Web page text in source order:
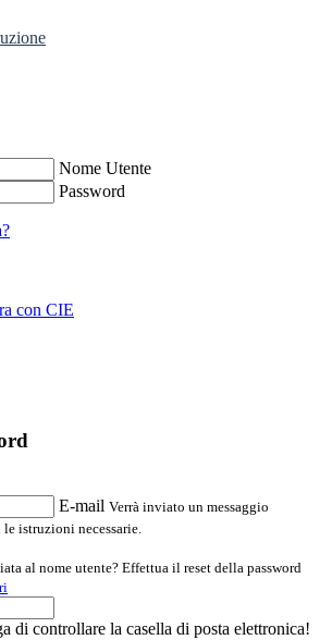
Nome Utente
Password
con CIE
E-mail Verrà inviato un messaggio
istruzioni necessarie.
al nome utente? Effettua il reset della password
di controllare la casella di posta elettronica!